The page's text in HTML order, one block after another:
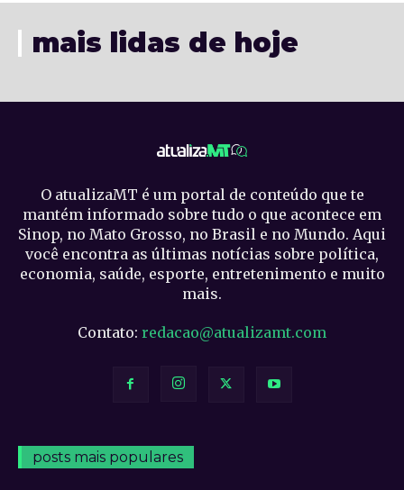
mais lidas de hoje
O atualizaMT é um portal de conteúdo que te
mantém informado sobre tudo o que acontece em
Sinop, no Mato Grosso, no Brasil e no Mundo. Aqui
você encontra as últimas notícias sobre política,
economia, saúde, esporte, entretenimento e muito
mais.
Contato: redacao@atualizamt.com
posts mais populares